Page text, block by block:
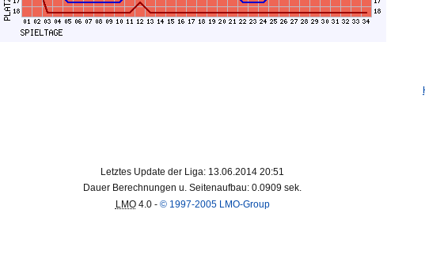
Letztes Update der Liga: 13.06.2014 20:51
Dauer Berechnungen u. Seitenaufbau: 0.0909 sek.
LMO4.0 - © 1997-2005 LMO-Group